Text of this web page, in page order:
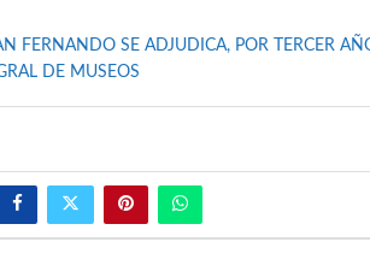
FERNANDO SE ADJUDICA, POR TERCER
DE MUSEOS